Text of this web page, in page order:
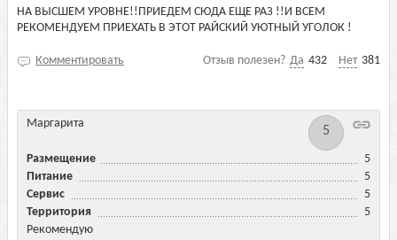
НА ВЫСШЕМ УРОВНЕ!!ПРИЕДЕМ СЮДА ЕЩЕ РАЗ !!И ВСЕМ
РЕКОМЕНДУЕМ ПРИЕХАТЬ В ЭТОТ РАЙСКИЙ УЮТНЫЙ УГОЛОК !
Отзыв полезен? Да 432 Нет 381
Комментировать
Маргарита
5
Размещение
5
Питание
5
Сервис
5
Территория
5
Рекомендую